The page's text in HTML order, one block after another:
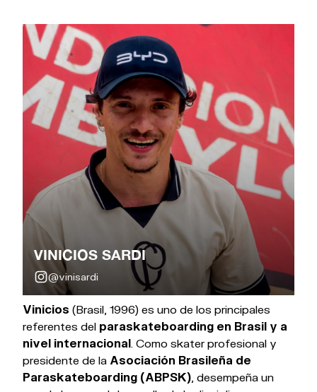
VINICIOS SARDI
@vinisardi
Vinicios (Brasil, 1996) es uno de los principales
referentes del paraskateboarding en Brasil y a
nivel internacional . Como skater profesional y
presidente de la Asociación Brasileña de
Paraskateboarding (ABPSK) , desempeña un